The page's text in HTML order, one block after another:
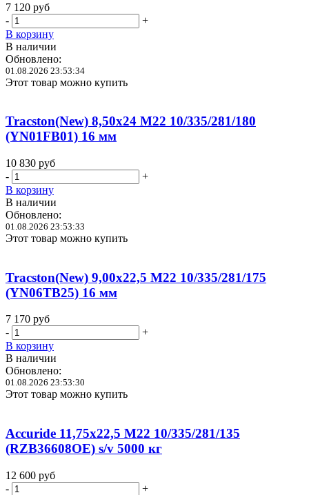
7 120 руб
-
+
В корзину
В наличии
Обновлено:
01.08.2026 23:53:34
Этот товар можно купить
Tracston(New) 8,50x24 M22 10/335/281/180
(YN01FB01) 16 мм
10 830 руб
-
+
В корзину
В наличии
Обновлено:
01.08.2026 23:53:33
Этот товар можно купить
Tracston(New) 9,00x22,5 M22 10/335/281/175
(YN06TB25) 16 мм
7 170 руб
-
+
В корзину
В наличии
Обновлено:
01.08.2026 23:53:30
Этот товар можно купить
Accuride 11,75x22,5 M22 10/335/281/135
(RZB36608OE) s/v 5000 кг
12 600 руб
-
+